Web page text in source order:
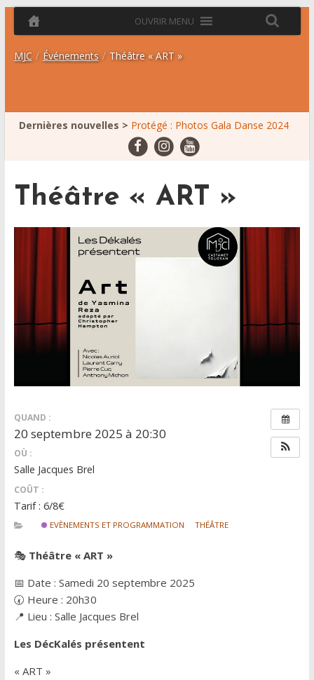
MJC / Événements / Théâtre « ART »
Dernières nouvelles > Protégé : Photos Gala Danse 2024
Les dates à retenir
Jours fériés
Photos Battle Kids Escalquens 2025
Théâtre « ART »
QUAND :
20 septembre 2025 à 20:30
OÙ :
Salle Jacques Brel
COÛT :
Tarif : 6/8€
EVÈNEMENTS ET PROGRAMMATION THÉÂTRE
🎭 Théâtre « ART »
📅 Date : Samedi 20 septembre 2025
🕢 Heure : 20h30
📍 Lieu : Salle Jacques Brel
Les DécKalés présentent
« ART »